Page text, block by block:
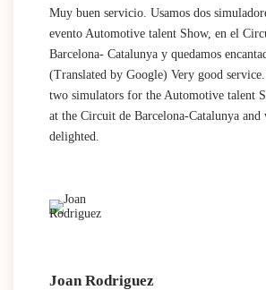
Muy buen servicio. Usamos dos
evento Automotive talent Show, en el
Barcelona- Catalunya y quedamos
(Translated by Google) Very good service.
two simulators for the Automotive talent
at the Circuit de Barcelona-Catalunya and
delighted.
Joan Rodriguez